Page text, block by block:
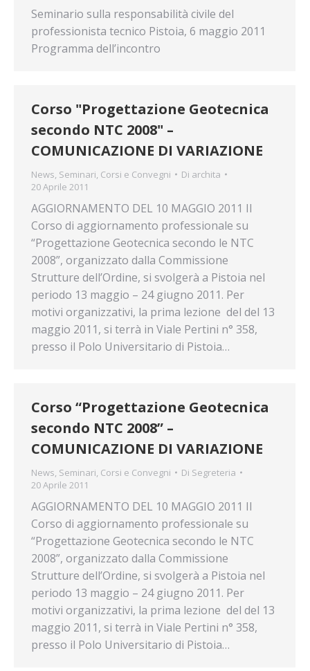
Seminario sulla responsabilità civile del
professionista tecnico Pistoia, 6 maggio 2011
Programma dell’incontro
Corso "Progettazione Geotecnica
secondo NTC 2008" –
COMUNICAZIONE DI VARIAZIONE
News, Seminari, Corsi e Convegni Di archita
20 Aprile 2011
AGGIORNAMENTO DEL 10 MAGGIO 2011 Il
Corso di aggiornamento professionale su
“Progettazione Geotecnica secondo le NTC
2008”, organizzato dalla Commissione
Strutture dell’Ordine, si svolgerà a Pistoia nel
periodo 13 maggio – 24 giugno 2011. Per
motivi organizzativi, la prima lezione del del 13
maggio 2011, si terrà in Viale Pertini n° 358,
presso il Polo Universitario di Pistoia…
Corso “Progettazione Geotecnica
secondo NTC 2008” –
COMUNICAZIONE DI VARIAZIONE
News, Seminari, Corsi e Convegni Di Segreteria
20 Aprile 2011
AGGIORNAMENTO DEL 10 MAGGIO 2011 Il
Corso di aggiornamento professionale su
“Progettazione Geotecnica secondo le NTC
2008”, organizzato dalla Commissione
Strutture dell’Ordine, si svolgerà a Pistoia nel
periodo 13 maggio – 24 giugno 2011. Per
motivi organizzativi, la prima lezione del del 13
maggio 2011, si terrà in Viale Pertini n° 358,
presso il Polo Universitario di Pistoia…